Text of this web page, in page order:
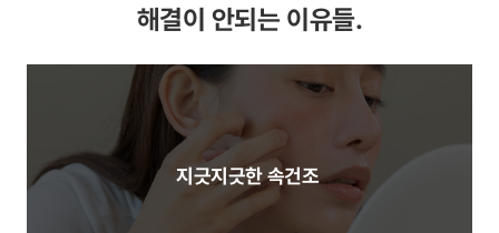
해결이 안되는 이유들.
지긋지긋한속건조